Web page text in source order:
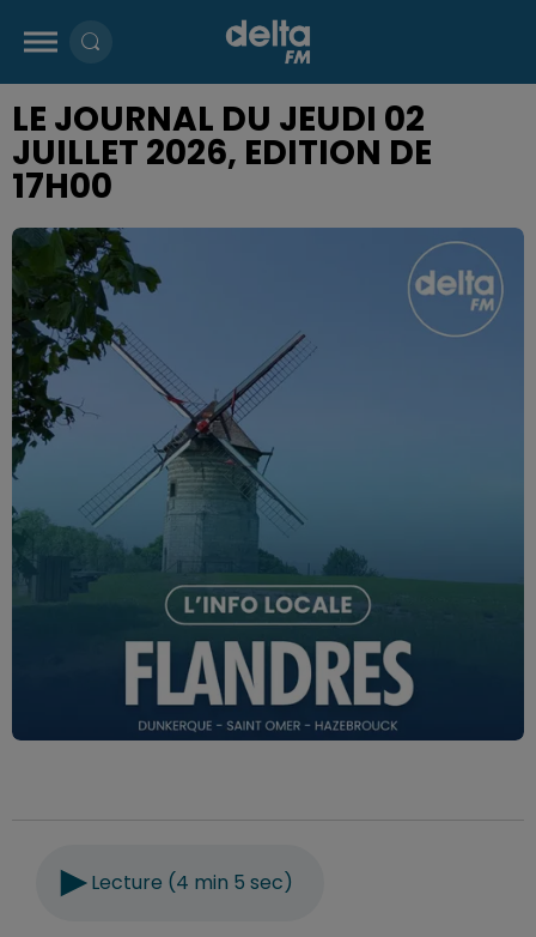
LE JOURNAL DU JEUDI 02
JUILLET 2026, EDITION DE
17H00
Lecture (4 min 5 sec)